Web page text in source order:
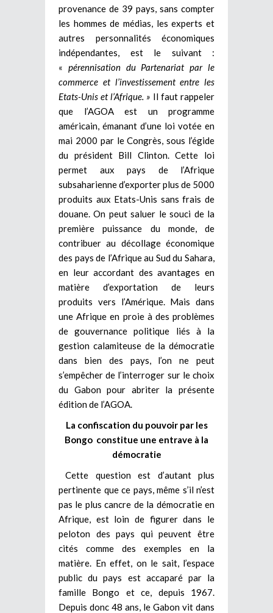
provenance de 39 pays, sans compter
les hommes de médias, les experts et
autres personnalités économiques
indépendantes, est le suivant :
« pérennisation du Partenariat par le
commerce et l’investissement entre les
Etats-Unis et l’Afrique. » Il faut rappeler
que l’AGOA est un programme
américain, émanant d’une loi votée en
mai 2000 par le Congrès, sous l’égide
du président Bill Clinton. Cette loi
permet aux pays de l’Afrique
subsaharienne d’exporter plus de 5000
produits aux Etats-Unis sans frais de
douane. On peut saluer le souci de la
première puissance du monde, de
contribuer au décollage économique
des pays de l’Afrique au Sud du Sahara,
en leur accordant des avantages en
matière d’exportation de leurs
produits vers l’Amérique. Mais dans
une Afrique en proie à des problèmes
de gouvernance politique liés à la
gestion calamiteuse de la démocratie
dans bien des pays, l’on ne peut
s’empêcher de l’interroger sur le choix
du Gabon pour abriter la présente
édition de l’AGOA.
La confiscation du pouvoir par les
Bongo constitue une entrave à la
démocratie
Cette question est d’autant plus
pertinente que ce pays, même s’il n’est
pas le plus cancre de la démocratie en
Afrique, est loin de figurer dans le
peloton des pays qui peuvent être
cités comme des exemples en la
matière. En effet, on le sait, l’espace
public du pays est accaparé par la
famille Bongo et ce, depuis 1967.
Depuis donc 48 ans, le Gabon vit dans